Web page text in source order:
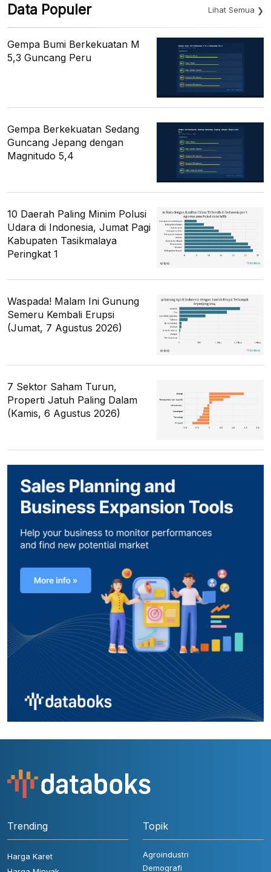
Data Populer Lihat Semua
Gempa Bumi Berkekuatan M
5,3 Guncang Peru
Gempa Berkekuatan Sedang
Guncang Jepang dengan
Magnitudo 5,4
10 Daerah Paling Minim Polusi
Udara di Indonesia, Jumat Pagi
Kabupaten Tasikmalaya
Peringkat 1
Waspada! Malam Ini Gunung
Semeru Kembali Erupsi
(Jumat, 7 Agustus 2026)
7 Sektor Saham Turun,
Properti Jatuh Paling Dalam
(Kamis, 6 Agustus 2026)
Trending
Harga Karet
Topik
Agroindustri
Demografi